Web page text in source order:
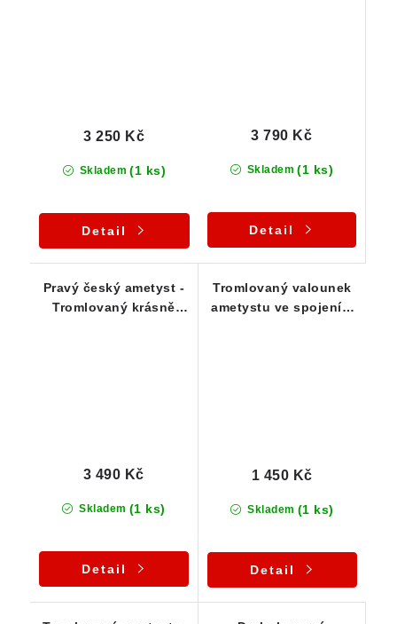
Skladem (1 ks)
3 250 Kč
Detail
Skladem (1 ks)
3 790 Kč
Detail
Pravý český ametyst -
Tromlovaný krásně
Skladem (1 ks)
3 490 Kč
Detail
Tromlovaný valounek
ametystu ve spojení s
Skladem (1 ks)
1 450 Kč
Detail